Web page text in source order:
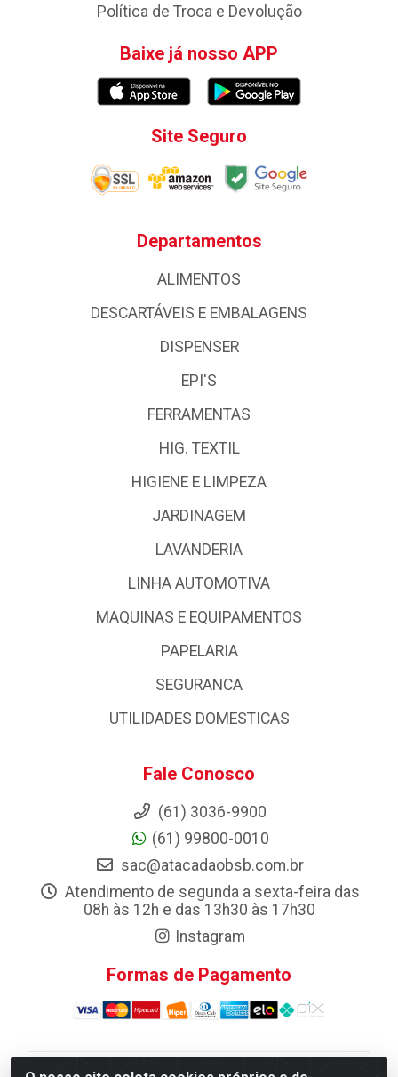
Política de Troca e Devolução
Baixe já nosso APP
Site Seguro
Departamentos
ALIMENTOS
DESCARTÁVEIS E EMBALAGENS
DISPENSER
EPI'S
FERRAMENTAS
HIG. TEXTIL
HIGIENE E LIMPEZA
JARDINAGEM
LAVANDERIA
LINHA AUTOMOTIVA
MAQUINAS E EQUIPAMENTOS
PAPELARIA
SEGURANCA
UTILIDADES DOMESTICAS
Fale Conosco
(61) 3036-9900
(61) 99800-0010
sac@atacadaobsb.com.br
Atendimento de segunda a sexta-feira das
08h às 12h e das 13h30 às 17h30
Instagram
Formas de Pagamento